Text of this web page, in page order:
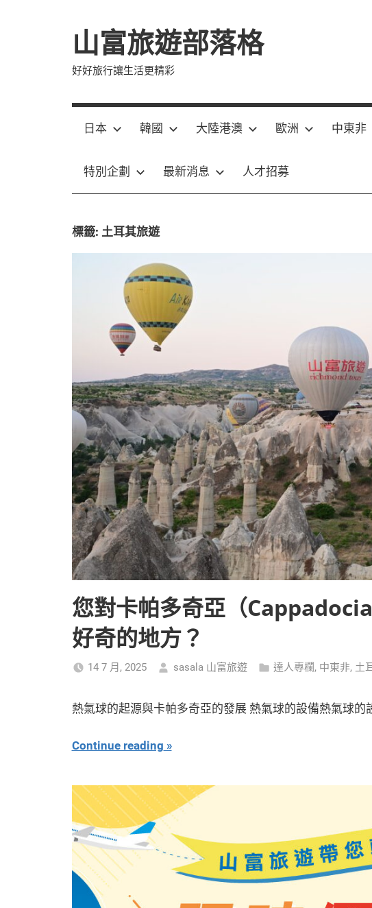
山富旅遊部落格
好好旅行讓生活更精彩
日本 韓國 大陸港澳 歐洲 中東非
特別企劃 最新消息 人才招募
標籤: 土耳其旅遊
您對卡帕多奇亞（
好奇的地方？
14 7 月, 2025 sasala 山富旅遊 達人專欄, 中東非, 土
熱氣球的起源與卡帕多奇亞的發展 熱氣球的設備熱氣球的
Continue reading